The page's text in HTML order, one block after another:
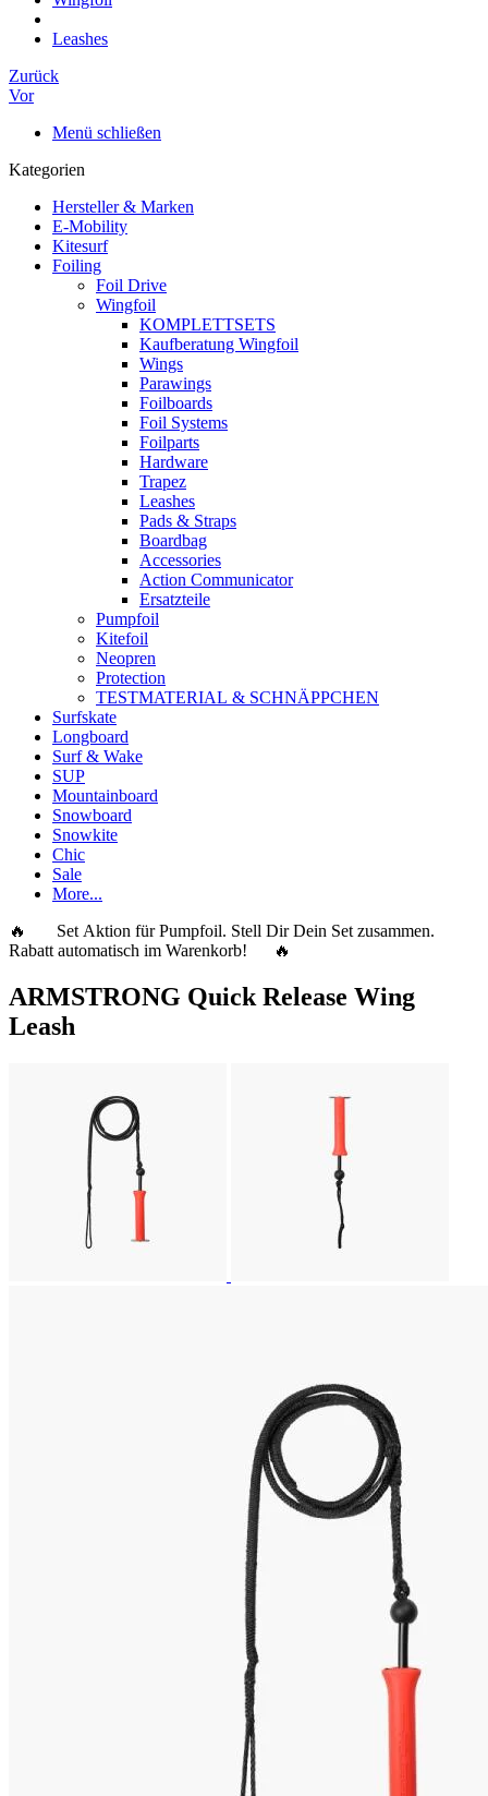
Leashes
Zurück
Vor
Menü schließen
Kategorien
Hersteller & Marken
E-Mobility
Kitesurf
Foiling
Foil Drive
Wingfoil
KOMPLETTSETS
Kaufberatung Wingfoil
Wings
Parawings
Foilboards
Foil Systems
Foilparts
Hardware
Trapez
Leashes
Pads & Straps
Boardbag
Accessories
Action Communicator
Ersatzteile
Pumpfoil
Kitefoil
Neopren
Protection
TESTMATERIAL & SCHNÄPPCHEN
Surfskate
Longboard
Surf & Wake
SUP
Mountainboard
Snowboard
Snowkite
Chic
Sale
More...
🔥 Set Aktion für Pumpfoil. Stell Dir Dein Set zusammen.
Rabatt automatisch im Warenkorb! 🔥
ARMSTRONG Quick Release Wing
Leash